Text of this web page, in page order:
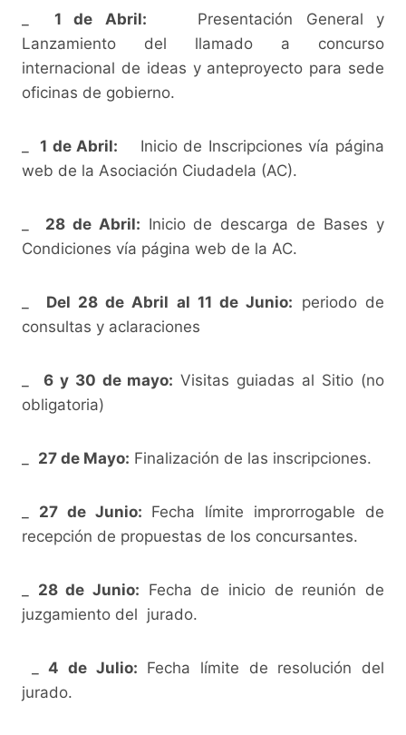
1 de Abril:
Presentación General y
Lanzamiento del llamado a concurso
internacional de ideas y anteproyecto para sede
oficinas de gobierno.
1 de Abril:
Inicio de Inscripciones vía página
web de la Asociación Ciudadela (AC).
28 de Abril: Inicio de descarga de Bases y
Condiciones vía página web de la AC.
Del 28 de Abril al 11 de Junio: periodo de
consultas y aclaraciones
6 y 30 de mayo: Visitas guiadas al Sitio (no
obligatoria)
27 de Mayo: Finalización de las inscripciones.
27 de Junio: Fecha límite improrrogable de
recepción de propuestas de los concursantes.
28 de Junio: Fecha de inicio de reunión de
juzgamiento del jurado.
_4 de Julio: Fecha límite de resolución del
jurado.